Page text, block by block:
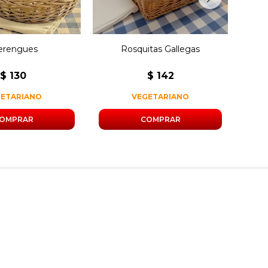
$ 130
Rosquitas Gallegas
$ 142
VEGETARIANO